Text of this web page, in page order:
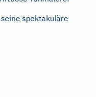
spektakuläre